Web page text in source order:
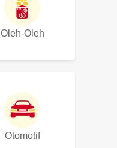
Oleh-Oleh
Otomotif